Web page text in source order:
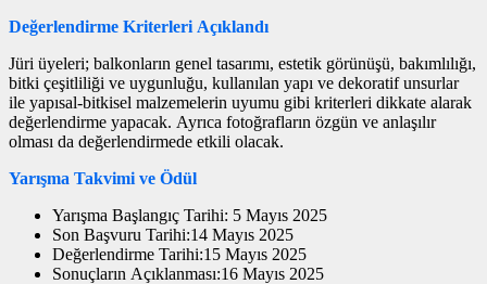
Değerlendirme Kriterleri Açıklandı
Jüri üyeleri; balkonların genel tasarımı, estetik görünüşü, bakımlılığı,
bitki çeşitliliği ve uygunluğu, kullanılan yapı ve dekoratif unsurlar
ile yapısal-bitkisel malzemelerin uyumu gibi kriterleri dikkate alarak
değerlendirme yapacak. Ayrıca fotoğrafların özgün ve anlaşılır
olması da değerlendirmede etkili olacak.
Yarışma Takvimi ve Ödül
Yarışma Başlangıç Tarihi: 5 Mayıs 2025
Son Başvuru Tarihi:14 Mayıs 2025
Değerlendirme Tarihi:15 Mayıs 2025
Sonuçların Açıklanması:16 Mayıs 2025